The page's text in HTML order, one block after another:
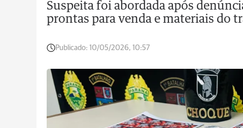
Suspeita foi abordada após
prontas para venda e materiais do
Publicado: 10/05/2026, 10:57